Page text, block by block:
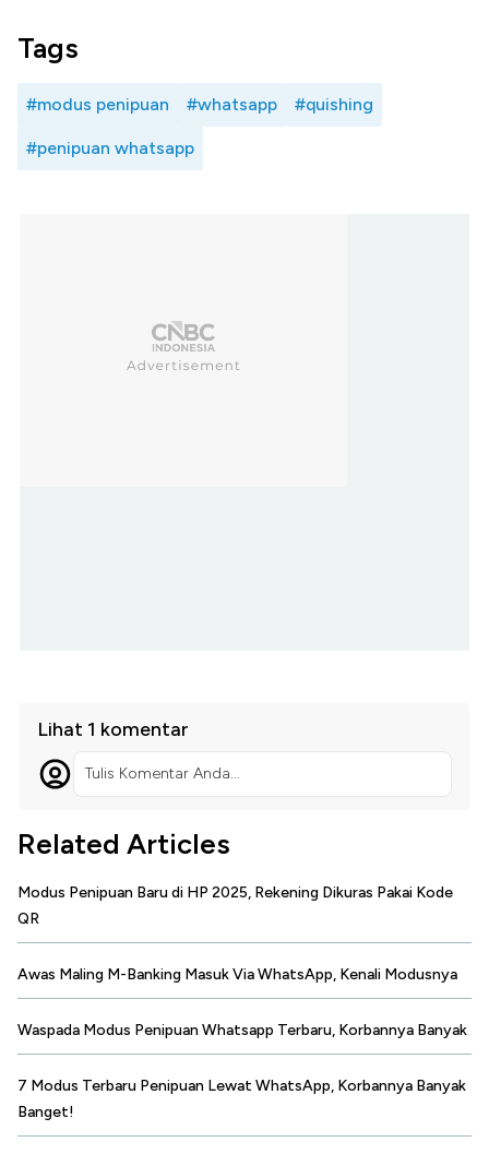
Tags
#modus penipuan #whatsapp #quishing
#penipuan whatsapp
Lihat 1 komentar
Tulis Komentar Anda...
Related Articles
Modus Penipuan Baru di HP 2025, Rekening Dikuras Pakai Kode
QR
Awas Maling M-Banking Masuk Via WhatsApp, Kenali Modusnya
Waspada Modus Penipuan Whatsapp Terbaru, Korbannya Banyak
7 Modus Terbaru Penipuan Lewat WhatsApp, Korbannya Banyak
Banget!